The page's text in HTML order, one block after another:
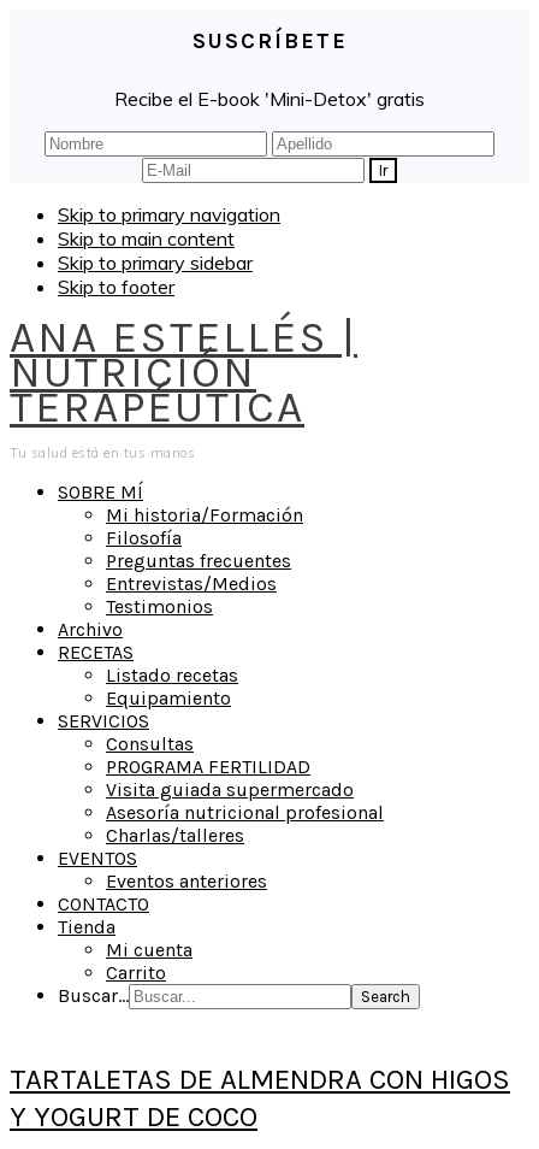
SUSCRÍBETE
Recibe el E-book 'Mini-Detox' gratis
Skip to primary navigation
Skip to main content
Skip to primary sidebar
Skip to footer
ANA ESTELLÉS |
NUTRICIÓN
TERAPÉUTICA
Tu salud está en tus manos
SOBRE MÍ
Mi historia/Formación
Filosofía
Preguntas frecuentes
Entrevistas/Medios
Testimonios
Archivo
RECETAS
Listado recetas
Equipamiento
SERVICIOS
Consultas
PROGRAMA FERTILIDAD
Visita guiada supermercado
Asesoría nutricional profesional
Charlas/talleres
EVENTOS
Eventos anteriores
CONTACTO
Tienda
Mi cuenta
Carrito
Buscar...
TARTALETAS DE ALMENDRA CON HIGOS
Y YOGURT DE COCO